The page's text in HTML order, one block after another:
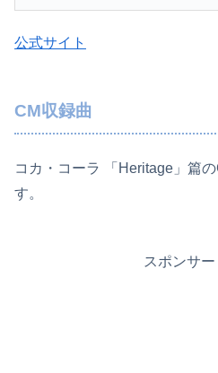
公式サイト
CM収録曲
コカ・コーラ 「Heritage」篇
す。
スポンサー